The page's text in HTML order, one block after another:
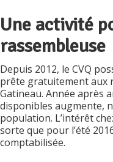
Une activité
rassembleuse
Depuis 2012, le CVQ
prête gratuitement aux
Gatineau. Année après
disponibles augmente,
population. L’intérêt
sorte que pour l’été
comptabilisée.